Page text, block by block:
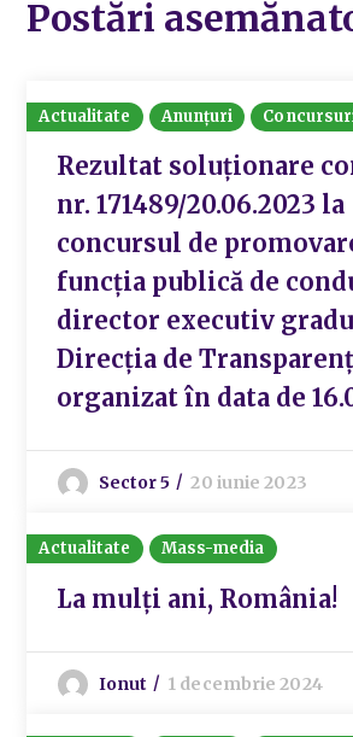
Postări
Actualitate Anunțuri
Rezultat soluționare
nr. 171489/20.06.2023 la
concursul de
funcția publică de
director executiv
Direcția de
organizat în data de
Sector 5 20 iunie 2023
Actualitate Mass-media
La mulți ani, România!
Ionut 1 decembrie 2024